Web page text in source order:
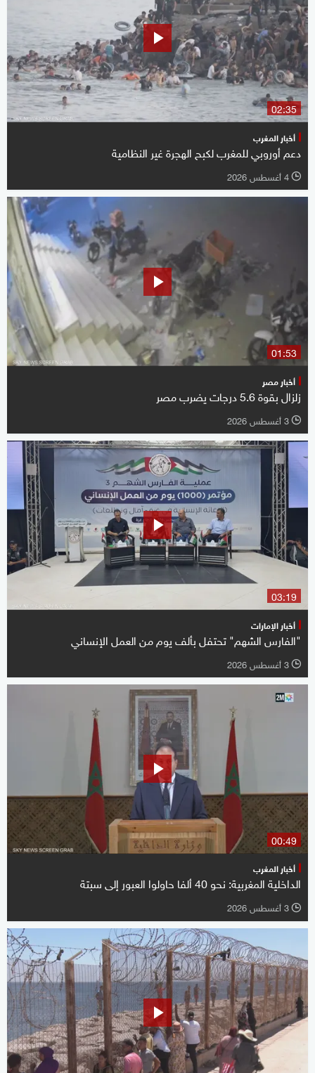
02:35
أخبار المغرب
دعم أوروبي للمغرب لكبح الهجرة غير النظامية
l 4 أغسطس 2026
01:53
أخبار مصر
زلزال بقوة 5.6 درجات يضرب مصر
l 3 أغسطس 2026
03:19
أخبار الإمارات
"الفارس الشهم" تحتفل بألف يوم من العمل الإنساني
l 3 أغسطس 2026
00:49
أخبار المغرب
الداخلية المغربية: نحو 40 ألفا حاولوا العبور إلى سبتة
l 3 أغسطس 2026